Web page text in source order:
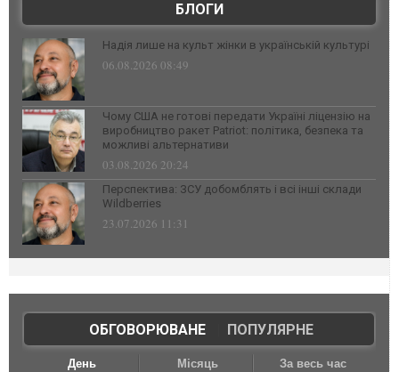
БЛОГИ
Надія лише на культ жінки в українській культурі
06.08.2026 08:49
Чому США не готові передати Україні ліцензію на
виробництво ракет Patriot: політика, безпека та
можливі альтернативи
03.08.2026 20:24
Перспектива: ЗСУ добомблять і всі інші склади
Wildberries
23.07.2026 11:31
ОБГОВОРЮВАНЕ| ПОПУЛЯРНЕ
День Місяць За весь час